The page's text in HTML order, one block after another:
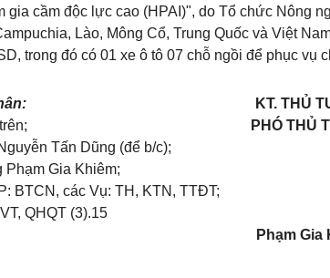
gia cầm độc lực cao (HPAI)", do Tổ chức Nông
Lào, Mông Cổ, Trung Quốc và Việt
trong đó có 01 xe ô tô 07 chỗ ngồi để phục vụ
Tấn Dũng (để b/c);
Phạm Gia Khiêm;
BTCN, các Vụ: TH, KTN, TTĐT;
QHQT (3).15
KT. THỦ
PHÓ THỦ
Phạm Gia